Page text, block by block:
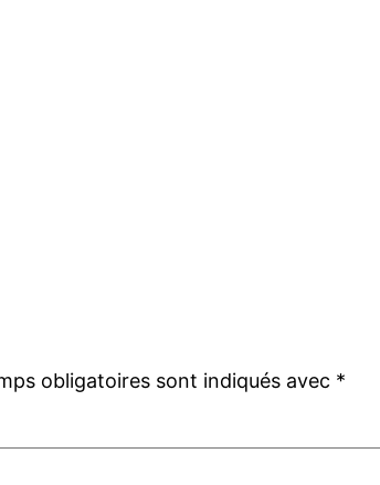
obligatoires sont indiqués avec *